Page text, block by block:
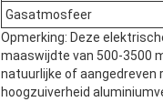
Gasatmosfeer
Opmerking: Deze
maaswijdte van 500-3500
natuurlijke of aangedreven
hoogzuiverheid